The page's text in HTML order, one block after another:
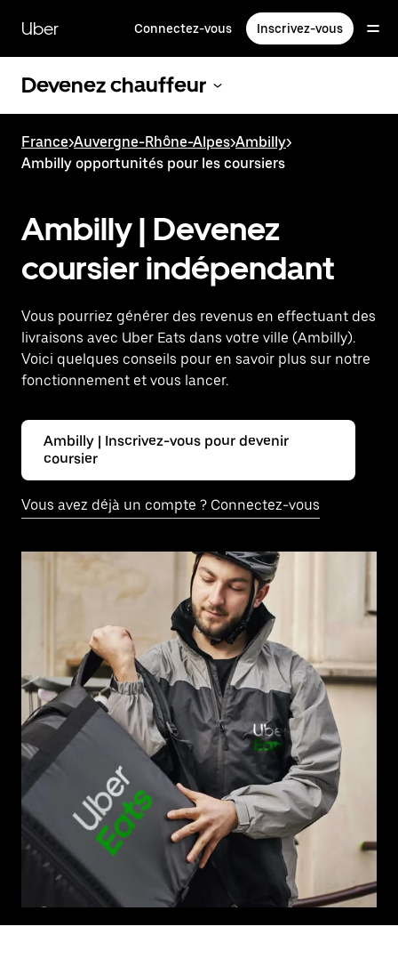
contenu
principal
Uber Connectez-vous Inscrivez-vous
Devenez chauffeur
France>Auvergne-Rhône-Alpes>Ambilly>
Ambilly opportunités pour les coursiers
Ambilly | Devenez
coursier indépendant
Vous pourriez générer des revenus en effectuant des
livraisons avec Uber Eats dans votre ville (Ambilly).
Voici quelques conseils pour en savoir plus sur notre
fonctionnement et vous lancer.
Ambilly | Inscrivez-vous pour devenir
coursier
Vous avez déjà un compte ? Connectez-vous